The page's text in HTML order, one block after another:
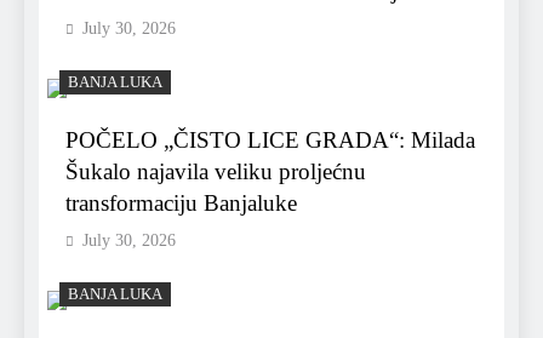
July 30, 2026
BANJA LUKA
POČELO „ČISTO LICE GRADA“: Milada
Šukalo najavila veliku proljećnu
transformaciju Banjaluke
July 30, 2026
BANJA LUKA